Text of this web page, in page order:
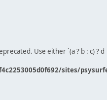
Use either `(a ? b : c) ? d
sites/